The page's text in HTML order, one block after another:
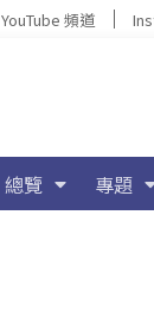
YouTube 頻道
總覽 專題